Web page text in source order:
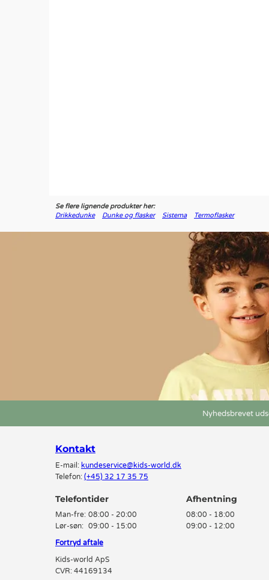
Se flere lignende produkter her:
Drikkedunke
Dunke og flasker Sistema Termoflasker
Nyhedsbrevet
Kontakt
E-mail: kundeservice@kids-world.dk
Telefon: (+45) 32 17 35 75
Telefontider
Man-fre: 08:00 - 20:00
Lør-søn: 09:00 - 15:00
08:00 - 18:00
09:00 - 12:00
Fortryd aftale
Kids-world ApS
CVR: 44169134